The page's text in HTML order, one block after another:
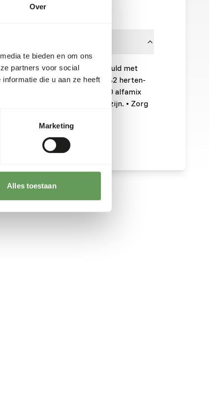
Over
te bieden en om ons
partners voor social
die u aan ze heeft
Marketing
Alles toestaan
Garvo
gras of hooi is, aangevuld met
• Vul dagelijks aan met 5082 herten-
of vul het voer aan met 1020 alfamix
de dieren drachtig of zogend zijn. • Zorg